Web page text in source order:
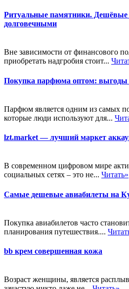
Ритуальные памятники. Дешёвые
долговечными
Вне зависимости от финансового
приобретать надгробия стоит...
Покупка парфюма оптом: выгоды
Парфюм является одним из самых
которые люди используют для...
lzt.market — лучший маркет
В современном цифровом мире
социальных сетях – это не... Читать»
Самые дешевые авиабилеты на
Покупка авиабилетов часто
планирования путешествия....
bb крем совершенная кожа
Возраст женщины, является